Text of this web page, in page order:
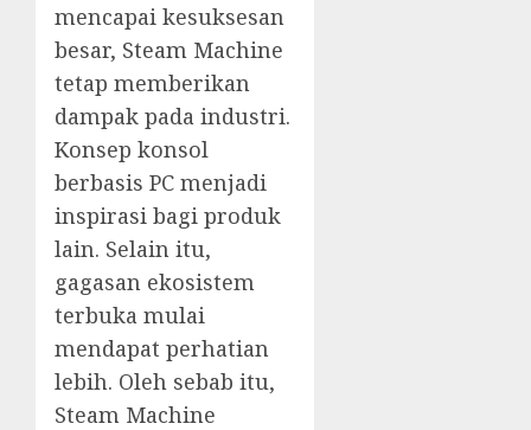
mencapai kesuksesan
besar, Steam Machine
tetap memberikan
dampak pada industri.
Konsep konsol
berbasis PC menjadi
inspirasi bagi produk
lain. Selain itu,
gagasan ekosistem
terbuka mulai
mendapat perhatian
lebih. Oleh sebab itu,
Steam Machine